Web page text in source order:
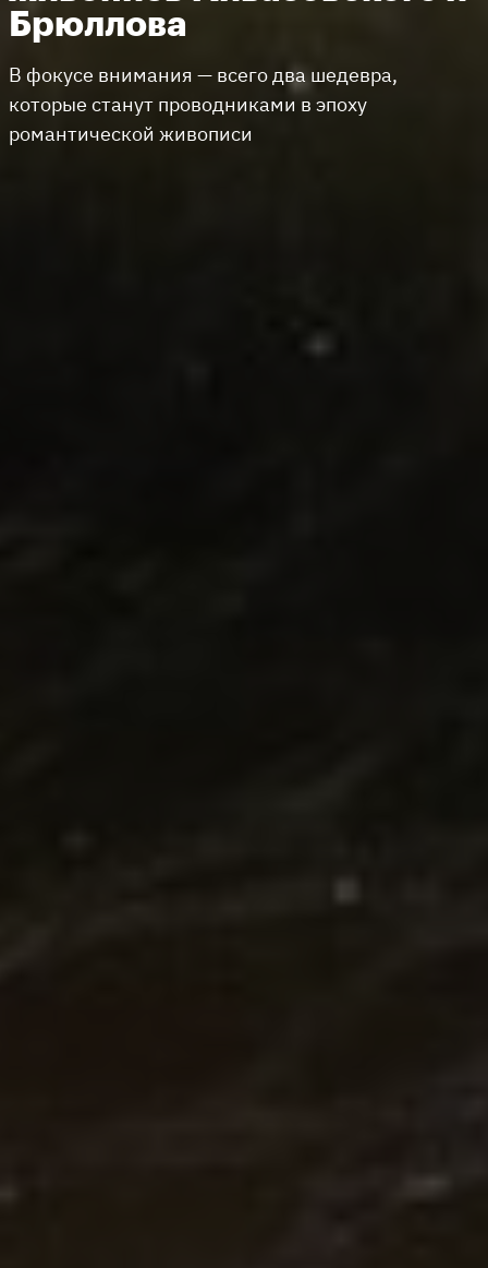
Брюллова
В фокусе внимания — всего два шедевра,
которые станут проводниками в эпоху
романтической живописи